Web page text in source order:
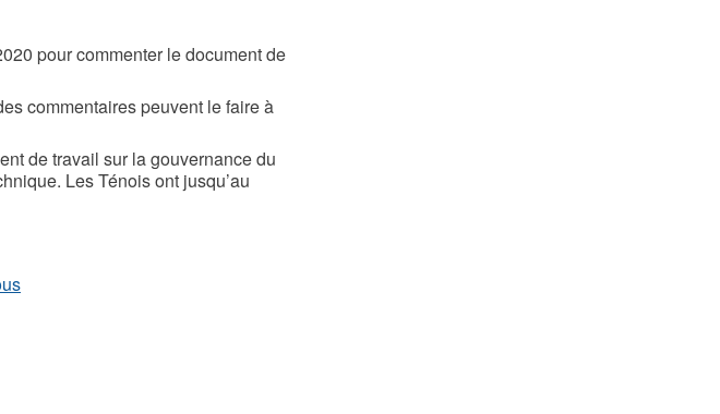
pour commenter le document de
commentaires peuvent le faire à
de travail sur la gouvernance du
Les Ténois ont jusqu’au